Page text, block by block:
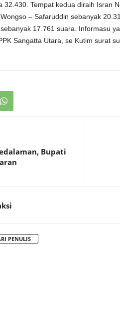
32.430. Tempat kedua diraih Isran
– Safaruddin sebanyak
17.761 suara. Informasu
Sangatta Utara, se Kutim surat
Bupati
PENULIS